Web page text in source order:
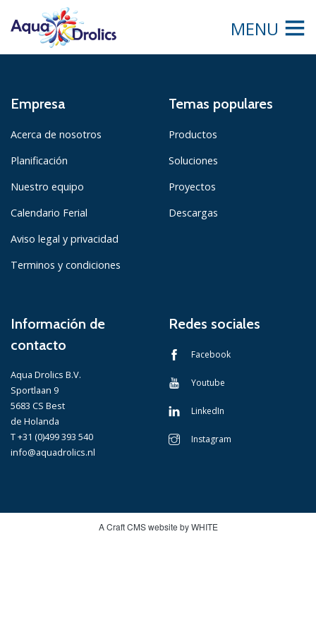
MENU
Empresa
Acerca de nosotros
Planificación
Nuestro equipo
Calendario Ferial
Aviso legal y privacidad
Terminos y condiciones
Temas populares
Productos
Soluciones
Proyectos
Descargas
Información de
contacto
Aqua Drolics B.V.
Sportlaan 9
5683 CS Best
de Holanda
T +31 (0)499 393 540
info@aquadrolics.nl
Redes sociales
Facebook
Youtube
LinkedIn
Instagram
A Craft CMS website by WHITE